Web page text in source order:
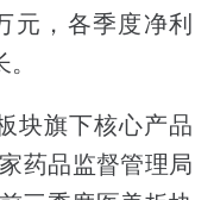
元，各季度净利
块旗下核心产品
药品监督管理局